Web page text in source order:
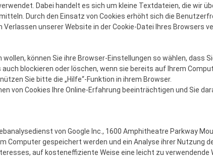
Dabei handelt es sich um kleine Textdateien, die wir
Durch den Einsatz von Cookies erhöht sich die
unserer Website in der Cookie-Datei Ihres Browsers
können Sie ihre Browser-Einstellungen so wählen, dass
blockieren oder löschen, wenn sie bereits auf Ihrem
Sie bitte die „Hilfe“-Funktion in ihrem Browser.
von Cookies Ihre Online-Erfahrung beeinträchtigen und Sie
von Google Inc., 1600 Amphitheatre Parkway
Computer gespeichert werden und ein Analyse ihrer Nutzung
auf kosteneffiziente Weise eine leicht zu